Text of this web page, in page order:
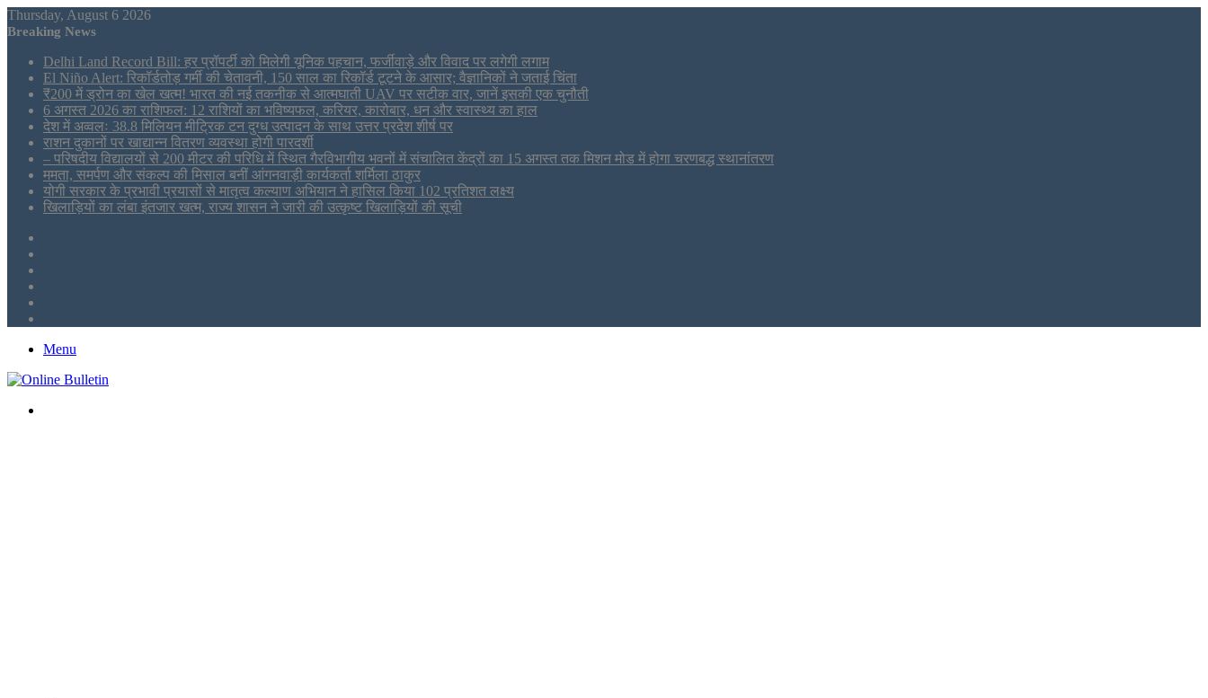
Thursday, August 6 2026
Breaking News
Delhi Land Record Bill: हर प्रॉपर्टी को मिलेगी यूनिक पहचान, फर्जीवाड़े और विवाद पर लगेगी लगाम
El Niño Alert: रिकॉर्डतोड़ गर्मी की चेतावनी, 150 साल का रिकॉर्ड टूटने के आसार; वैज्ञानिकों ने जताई चिंता
₹200 में ड्रोन का खेल खत्म! भारत की नई तकनीक से आत्मघाती UAV पर सटीक वार, जानें इसकी एक चुनौती
6 अगस्त 2026 का राशिफल: 12 राशियों का भविष्यफल, करियर, कारोबार, धन और स्वास्थ्य का हाल
देश में अव्वलः 38.8 मिलियन मीट्रिक टन दुग्ध उत्पादन के साथ उत्तर प्रदेश शीर्ष पर
राशन दुकानों पर खाद्यान्न वितरण व्यवस्था होगी पारदर्शी
– परिषदीय विद्यालयों से 200 मीटर की परिधि में स्थित गैरविभागीय भवनों में संचालित केंद्रों का 15 अगस्त तक मिशन मोड में होगा चरणबद्ध स्थानांतरण
ममता, समर्पण और संकल्प की मिसाल बनीं आंगनवाड़ी कार्यकर्ता शर्मिला ठाकुर
योगी सरकार के प्रभावी प्रयासों से मातृत्व कल्याण अभियान ने हासिल किया 102 प्रतिशत लक्ष्य
खिलाड़ियों का लंबा इंतजार खत्म, राज्य शासन ने जारी की उत्कृष्ट खिलाड़ियों की सूची
Menu